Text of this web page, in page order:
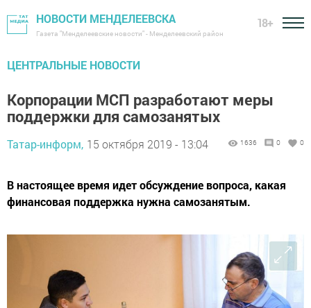
НОВОСТИ МЕНДЕЛЕЕВСКА
Газета "Менделеевские новости" - Менделеевский район
18+
ЦЕНТРАЛЬНЫЕ НОВОСТИ
Корпорации МСП разработают меры
поддержки для самозанятых
Татар-информ, 15 октября 2019 - 13:04 1636 0 0
В настоящее время идет обсуждение вопроса, какая
финансовая поддержка нужна самозанятым.